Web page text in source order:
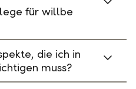
für willbe
die ich in
muss?